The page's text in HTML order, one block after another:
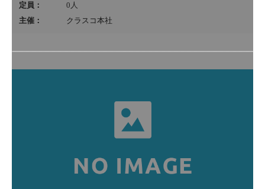
定員：
0 人
主催：
クラスコ本社